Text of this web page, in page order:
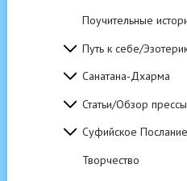
Поучительные
Путь к себе/
Санатана-Дхарма
Статьи/Обзор прессы
Суфийское
Творчество